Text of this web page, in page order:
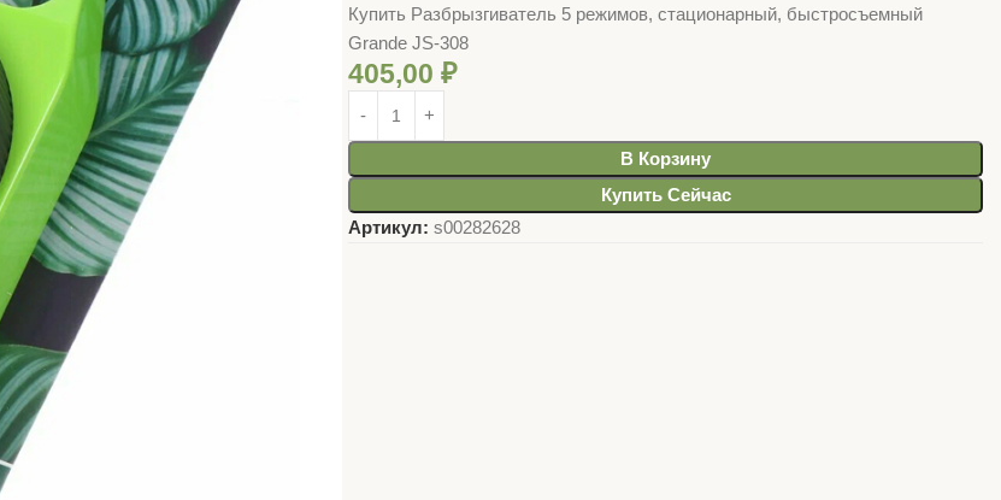
Купить Разбрызгиватель 5 режимов, стационарный, быстросъемный
Grande JS-308
405,00₽
В Корзину
Купить Сейчас
Артикул:s00282628